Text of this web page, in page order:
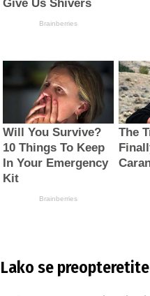
Lako se preopteretite